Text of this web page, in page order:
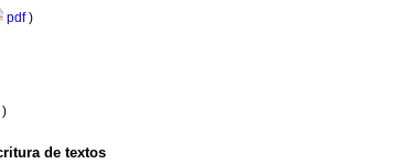
pdf)
)
de textos